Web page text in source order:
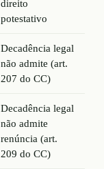
direito
potestativo
Decadência legal
não admite (art.
207 do CC)
Decadência legal
não admite
renúncia (art.
209 do CC)